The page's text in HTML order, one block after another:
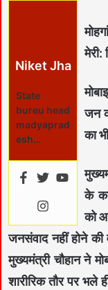
Niket Jha
State
bureu head
madyaprad
esh…
मेरी:
जन
का
के
को
जनसंवाद नहीं होने
मुख्यमंत्री चौहान ने
शारीरिक तौर पर भले